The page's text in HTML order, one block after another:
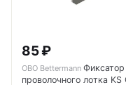
85 ₽
OBO Bettermann
проволочного лотка KS